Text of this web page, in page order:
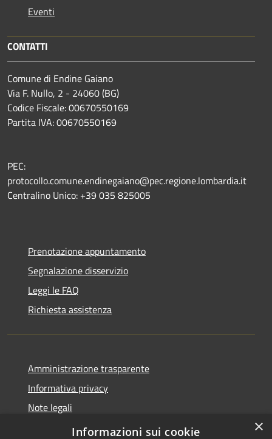
Eventi
CONTATTI
Comune di Endine Gaiano
Via F. Nullo, 2 - 24060 (BG)
Codice Fiscale: 00670550169
Partita IVA: 00670550169
PEC:
protocollo.comune.endinegaiano@pec.regione.lombardia.it
Centralino Unico: +39 035 825005
Prenotazione appuntamento
Segnalazione disservizio
Leggi le FAQ
Richiesta assistenza
Amministrazione trasparente
Informativa privacy
Note legali
Dichiarazione di accessibilità
×
Informazioni sui cookie